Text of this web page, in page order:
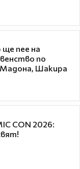
пее на
по
Шакира
CON 2026: